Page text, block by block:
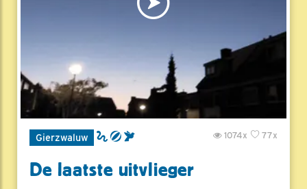
Gierzwaluw 77x
1074x
De laatste uitvlieger